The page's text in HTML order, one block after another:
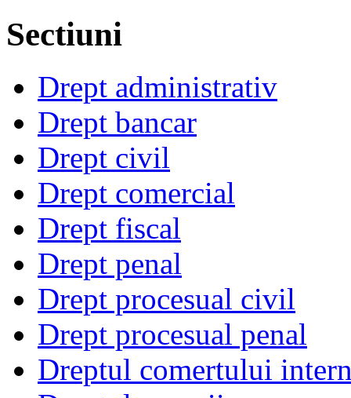
Sectiuni
Drept administrativ
Drept bancar
Drept civil
Drept comercial
Drept fiscal
Drept penal
Drept procesual civil
Drept procesual penal
Dreptul comertului